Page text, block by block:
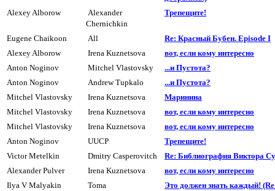
Alexey Alborow
Alexander
Chernichkin
Трепещите!
Eugene Chaikoon All
Re: Красный Бубен. Episode I
Alexey Alborow
Irena Kuznetsova
вот, если кому интересно
Anton Noginov
Mitchel Vlastovsky
...и Пyстота?
Anton Noginov
Andrew Tupkalo
...и Пyстота?
Mitchel Vlastovsky
Irena Kuznetsova
Маpинина
Mitchel Vlastovsky
Irena Kuznetsova
вот, если кому интересно
Mitchel Vlastovsky
Irena Kuznetsova
вот, если кому интересно
Anton Noginov
UUCP
Трепещите!
Victor Metelkin
Dmitry Casperovitch
Re: Библиогpафия Виктора
Alexander Pulver
Irena Kuznetsova
вот, если комy интеpесно
Ilya V Malyakin
Toma
Это должен знать каждый!